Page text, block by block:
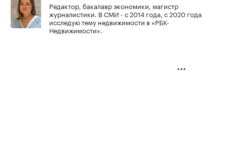
Редактор, бакалавр экономики, магистр
журналистики. В СМИ - с 2014 года, с 2020 года
исследую тему недвижимости в «РБК-
Недвижимости».